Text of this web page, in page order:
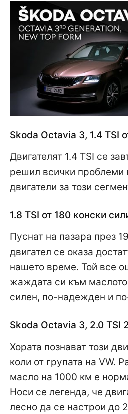
Skoda Octavia 3, 1.4 TSI
Двигателят 1.4 TSI се
решил всички проблеми
двигатели за този
1.8 TSI от 180 конски
Пуснат на пазара през
двигател се оказа
нашето време. Той все
жаждата си към
силен, по-надежден и
Skoda Octavia 3, 2.0 TSI
Хората познават този
коли от групата на VW.
масло на 1000 км е
Носи се легенда, че
лесно да се настрои до